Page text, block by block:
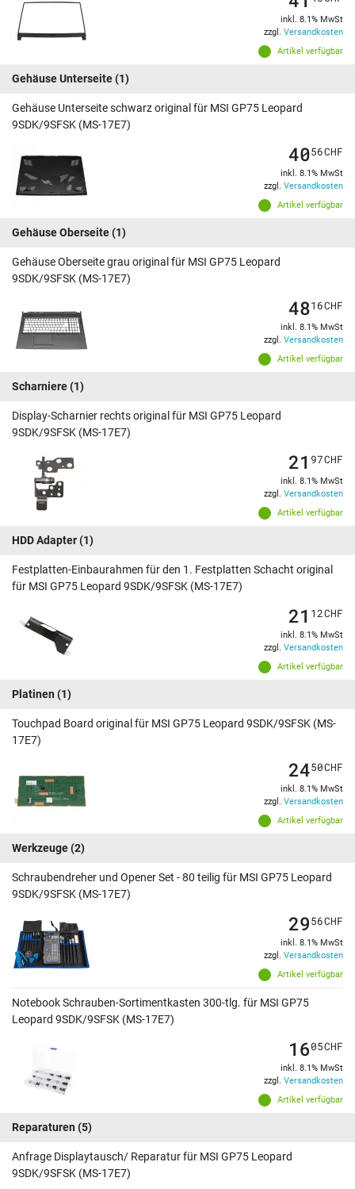
Artikel verfügbar
inkl. 8.1% MwSt
zzgl. Versandkosten
Gehäuse Unterseite(1)
Gehäuse Unterseite schwarz original für MSI GP75 Leopard
9SDK/9SFSK (MS-17E7)
Artikel verfügbar
4056CHF
inkl. 8.1% MwSt
zzgl. Versandkosten
Gehäuse Oberseite(1)
Gehäuse Oberseite grau original für MSI GP75 Leopard
9SDK/9SFSK (MS-17E7)
Artikel verfügbar
4816CHF
inkl. 8.1% MwSt
zzgl. Versandkosten
Scharniere(1)
Display-Scharnier rechts original für MSI GP75 Leopard
9SDK/9SFSK (MS-17E7)
Artikel verfügbar
21 97CHF
inkl. 8.1% MwSt
zzgl. Versandkosten
HDD Adapter(1)
Festplatten-Einbaurahmen für den 1. Festplatten Schacht original
für MSI GP75 Leopard 9SDK/9SFSK (MS-17E7)
Artikel verfügbar
21 12CHF
inkl. 8.1% MwSt
zzgl. Versandkosten
Platinen (1)
Touchpad Board original für MSI GP75 Leopard 9SDK/9SFSK (MS-
17E7)
Artikel verfügbar
2450CHF
inkl. 8.1% MwSt
zzgl. Versandkosten
Werkzeuge(2)
Schraubendreher und Opener Set - 80 teilig für MSI GP75 Leopard
9SDK/9SFSK (MS-17E7)
Artikel verfügbar
2956CHF
inkl. 8.1% MwSt
zzgl. Versandkosten
Notebook Schrauben-Sortimentkasten 300-tlg. für MSI GP75
Leopard 9SDK/9SFSK (MS-17E7)
Artikel verfügbar
1605CHF
inkl. 8.1% MwSt
zzgl. Versandkosten
Reparaturen (5)
Anfrage Displaytausch/ Reparatur für MSI GP75 Leopard
9SDK/9SFSK (MS-17E7)